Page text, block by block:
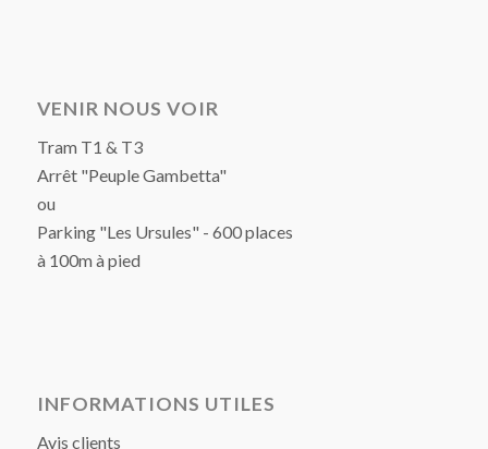
VENIR NOUS VOIR
Tram T1 & T3
Arrêt "Peuple Gambetta"
ou
Parking "Les Ursules" - 600 places
à 100m à pied
INFORMATIONS UTILES
Avis clients